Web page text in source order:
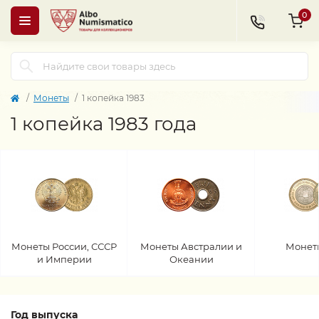
0
Монеты 1 копейка 1983
1 копейка 1983 года
Монеты России, СССР
и Империи
Монеты Австралии и
Океании
Год выпуска